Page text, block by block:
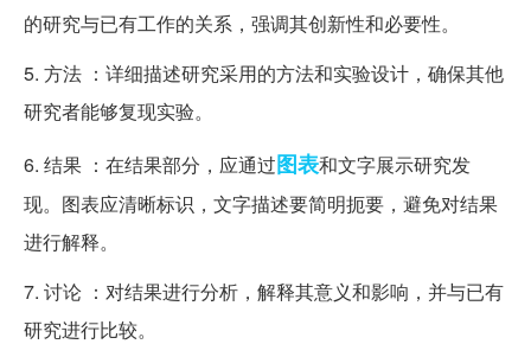
的研究与已有工作的关系，强调其创新性和必要性。
5. 方法 ：详细描述研究采用的方法和实验设计，确保其他
研究者能够复现实验。
6. 结果 ：在结果部分，应通过图表和文字展示研究发
现。图表应清晰标识，文字描述要简明扼要，避免对结果
进行解释。
7. 讨论 ：对结果进行分析，解释其意义和影响，并与已有
研究进行比较。